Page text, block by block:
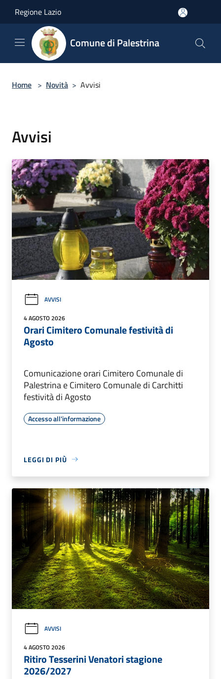
Regione Lazio
Comune di Palestrina
Home > Novità > Avvisi
Avvisi
AVVISI
4 AGOSTO 2026
Orari Cimitero Comunale festività di
Agosto
Comunicazione orari Cimitero Comunale di
Palestrina e Cimitero Comunale di Carchitti
festività di Agosto
Accesso all'informazione
LEGGI DI PIÙ
AVVISI
4 AGOSTO 2026
Ritiro Tesserini Venatori stagione
2026/2027